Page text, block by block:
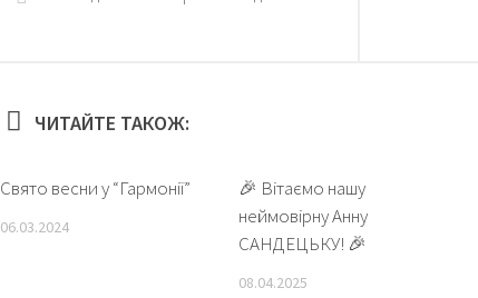
ЧИТАЙТЕ ТАКОЖ:
Свято весни у “Гармонії”
06.03.2024
🎉 Вітаємо нашу
неймовірну Анну
САНДЕЦЬКУ! 🎉
08.04.2025